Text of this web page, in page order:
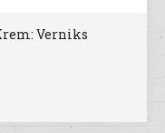
Verniks